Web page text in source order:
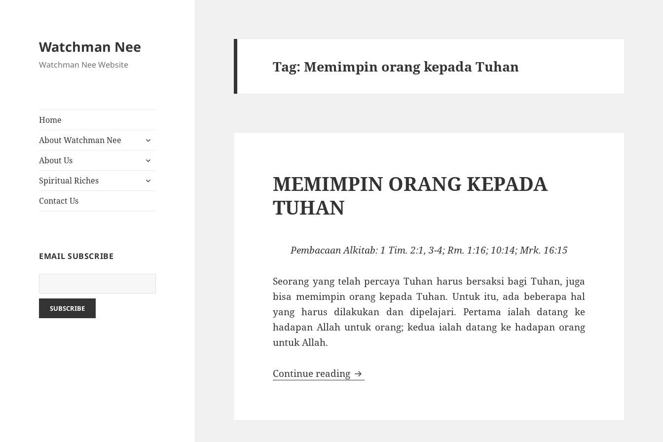
Watchman Nee
Watchman Nee Website
Home
About Watchman Nee
expand
menu
About Us
expand
menu
Spiritual Riches
expand
Contact Us
EMAIL SUBSCRIBE
Tag:Memimpin orang kepada Tuhan
MEMIMPIN ORANG KEPADA
TUHAN
Pembacaan Alkitab: 1 Tim. 2:1, 3-4; Rm. 1:16; 10:14; Mrk. 16:15
Seorang yang te­lah percaya Tuhan harus bersaksi bagi Tuhan, juga
bisa memimpin orang kepada Tuhan. Untuk itu, ada beberapa hal
yang harus dilakukan dan dipelajari. Pertama ialah datang ke
hadapan Allah untuk orang; kedua ialah datang ke hadapan orang
untuk Allah.
Continue reading MEMIMPIN ORANG KEPADA TUHAN